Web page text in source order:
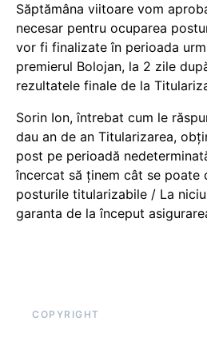
Săptămâna viitoare vom
necesar pentru ocuparea
vor fi finalizate în perioada
premierul Bolojan, la 2 zile
rezultatele finale de la
Sorin Ion, întrebat cum le
dau an de an Titularizarea,
post pe perioadă
încercat să ținem cât se poate
posturile titularizabile / La
garanta de la început
COPYRIGHT